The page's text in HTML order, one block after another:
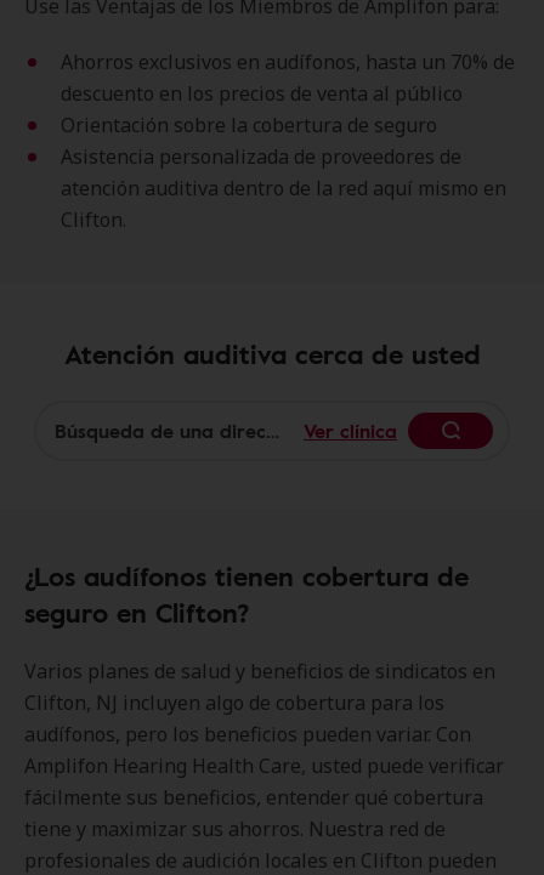
Use las Ventajas de los Miembros de Amplifon para:
Ahorros exclusivos en audífonos, hasta un 70% de
descuento en los precios de venta al público
Orientación sobre la cobertura de seguro
Asistencia personalizada de proveedores de
atención auditiva dentro de la red aquí mismo en
Clifton.
Atención auditiva cerca de usted
Ver clínica
¿Los audífonos tienen cobertura de
seguro en Clifton?
Varios planes de salud y beneficios de sindicatos en
Clifton, NJ incluyen algo de cobertura para los
audífonos, pero los beneficios pueden variar. Con
Amplifon Hearing Health Care, usted puede verificar
fácilmente sus beneficios, entender qué cobertura
tiene y maximizar sus ahorros. Nuestra red de
profesionales de audición locales en Clifton pueden